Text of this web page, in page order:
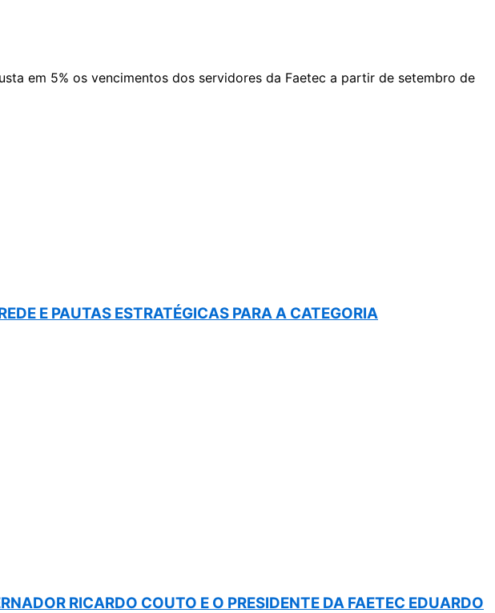
em 5% os vencimentos dos servidores da Faetec a partir de setembro de
E PAUTAS ESTRATÉGICAS PARA A CATEGORIA
RICARDO COUTO E O PRESIDENTE DA FAETEC EDUARDO